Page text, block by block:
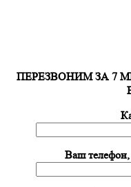
ПЕРЕЗВОНИМ ЗА 7
Ваш телефон,